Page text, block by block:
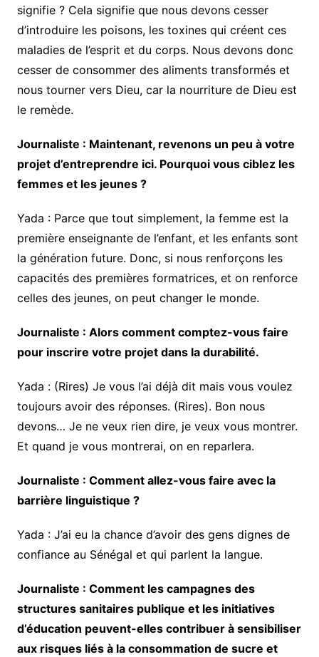
signifie ? Cela signifie que nous devons cesser
d’introduire les poisons, les toxines qui créent ces
maladies de l’esprit et du corps. Nous devons donc
cesser de consommer des aliments transformés et
nous tourner vers Dieu, car la nourriture de Dieu est
le remède.
Journaliste : Maintenant, revenons un peu à votre
projet d’entreprendre ici. Pourquoi vous ciblez les
femmes et les jeunes ?
Yada : Parce que tout simplement, la femme est la
première enseignante de l’enfant, et les enfants sont
la génération future. Donc, si nous renforçons les
capacités des premières formatrices, et on renforce
celles des jeunes, on peut changer le monde.
Journaliste : Alors comment comptez-vous faire
pour inscrire votre projet dans la durabilité.
Yada : (Rires) Je vous l’ai déjà dit mais vous voulez
toujours avoir des réponses. (Rires). Bon nous
devons… Je ne veux rien dire, je veux vous montrer.
Et quand je vous montrerai, on en reparlera.
Journaliste : Comment allez-vous faire avec la
barrière linguistique ?
Yada : J’ai eu la chance d’avoir des gens dignes de
confiance au Sénégal et qui parlent la langue.
Journaliste : Comment les campagnes des
structures sanitaires publique et les initiatives
d’éducation peuvent-elles contribuer à sensibiliser
aux risques liés à la consommation de sucre et